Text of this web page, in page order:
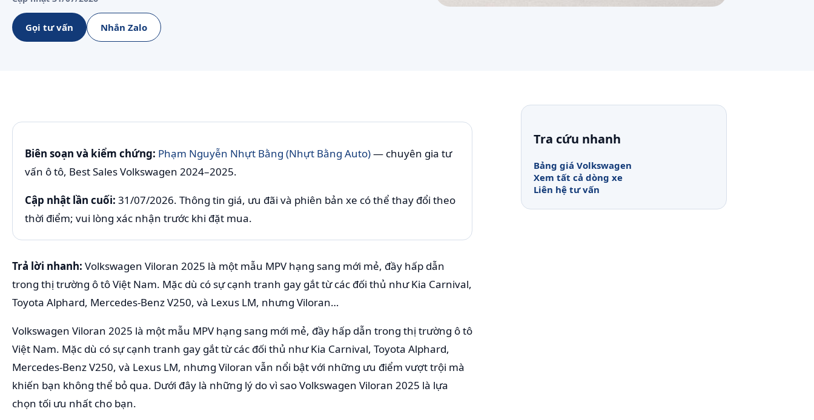
Gọi tư vấn Nhắn Zalo
Biên soạn và kiểm chứng: Phạm Nguyễn Nhựt Bằng (Nhựt Bằng Auto)— chuyên gia tư
vấn ô tô, Best Sales Volkswagen 2024–2025.
Cập nhật lần cuối: 31/07/2026. Thông tin giá, ưu đãi và phiên bản xe có thể thay đổi theo
thời điểm; vui lòng xác nhận trước khi đặt mua.
Trả lời nhanh: Volkswagen Viloran 2025 là một mẫu MPV hạng sang mới mẻ, đầy hấp dẫn
trong thị trường ô tô Việt Nam. Mặc dù có sự cạnh tranh gay gắt từ các đối thủ như Kia Carnival,
Toyota Alphard, Mercedes-Benz V250, và Lexus LM, nhưng Viloran…
Volkswagen Viloran 2025 là một mẫu MPV hạng sang mới mẻ, đầy hấp dẫn trong thị trường ô tô
Việt Nam. Mặc dù có sự cạnh tranh gay gắt từ các đối thủ như Kia Carnival, Toyota Alphard,
Mercedes-Benz V250, và Lexus LM, nhưng Viloran vẫn nổi bật với những ưu điểm vượt trội mà
khiến bạn không thể bỏ qua. Dưới đây là những lý do vì sao Volkswagen Viloran 2025 là lựa
chọn tối ưu nhất cho bạn.
Tra cứu nhanh
Bảng giá Volkswagen
Xem tất cả dòng xe
Liên hệ tư vấn